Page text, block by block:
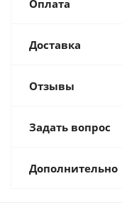
Оплата
Доставка
Отзывы
Задать вопрос
Дополнительно